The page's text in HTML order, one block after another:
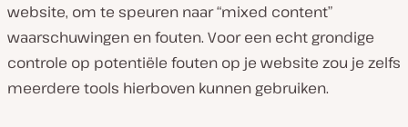
website, om te speuren naar “mixed content”
waarschuwingen en fouten. Voor een echt grondige
controle op potentiële fouten op je website zou je zelfs
meerdere tools hierboven kunnen gebruiken.